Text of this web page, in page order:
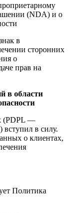
(NDA) и о
в
сторонних
о
прав на
в области
(PDPL —
вступил в силу.
о клиентах,
Политика